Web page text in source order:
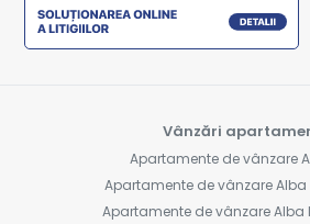
Vânzări
Apartamente de vânzare
Apartamente de vânzare Alba
Apartamente de vânzare Alba